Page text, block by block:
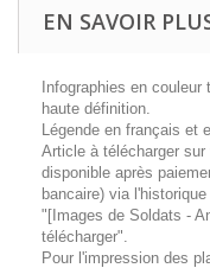
EN SAVOIR
Infographies en
haute définition.
Légende en français et
Article à télécharger
disponible après
bancaire) via
"[Images de Soldats -
télécharger".
Pour l'impression des